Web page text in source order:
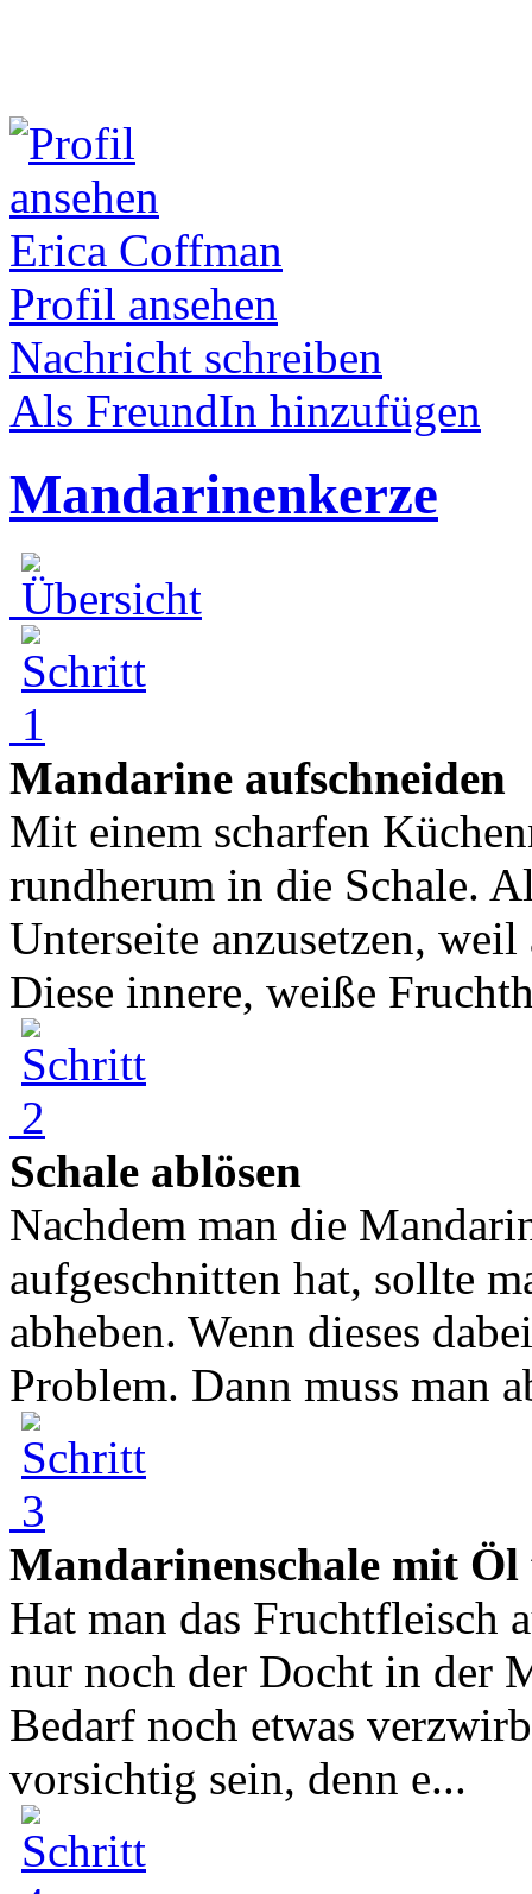
Erica Coffman
Profil ansehen
Nachricht schreiben
Als FreundIn hinzufügen
Mandarinenkerze
Mandarine aufschneiden
Mit einem scharfen
rundherum in die Schale.
Unterseite anzusetzen,
Diese innere, weiße
Schale ablösen
Nachdem man die
aufgeschnitten hat, sollte
abheben. Wenn dieses
Problem. Dann muss man
Mandarinenschale mit
Hat man das Fruchtfleisch
nur noch der Docht in der
Bedarf noch etwas
vorsichtig sein, denn e...